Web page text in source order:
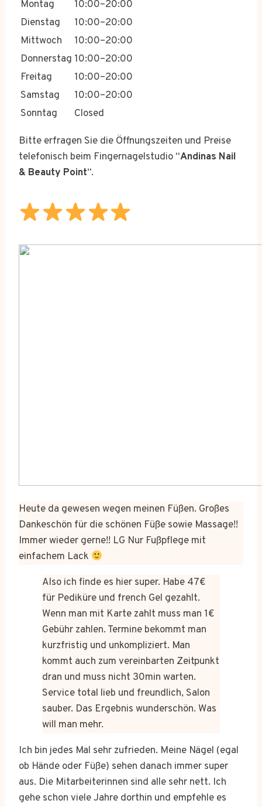
Montag
10:00–20:00
Dienstag
10:00–20:00
Mittwoch
10:00–20:00
Donnerstag 10:00–20:00
Freitag
10:00–20:00
Samstag
10:00–20:00
Sonntag
Closed
Bitte erfragen Sie die Öffnungszeiten und Preise
telefonisch beim Fingernagelstudio “Andinas Nail
& Beauty Point“.
Heute da gewesen wegen meinen Füßen. Großes
Dankeschön für die schönen Füße sowie Massage!!
Immer wieder gerne!! LG Nur Fußpflege mit
einfachem Lack
Also ich finde es hier super. Habe 47€
für Pediküre und french Gel gezahlt.
Wenn man mit Karte zahlt muss man 1€
Gebühr zahlen. Termine bekommt man
kurzfristig und unkompliziert. Man
kommt auch zum vereinbarten Zeitpunkt
dran und muss nicht 30min warten.
Service total lieb und freundlich, Salon
sauber. Das Ergebnis wunderschön. Was
will man mehr.
Ich bin jedes Mal sehr zufrieden. Meine Nägel (egal
ob Hände oder Füße) sehen danach immer super
aus. Die Mitarbeiterinnen sind alle sehr nett. Ich
gehe schon viele Jahre dorthin und empfehle es